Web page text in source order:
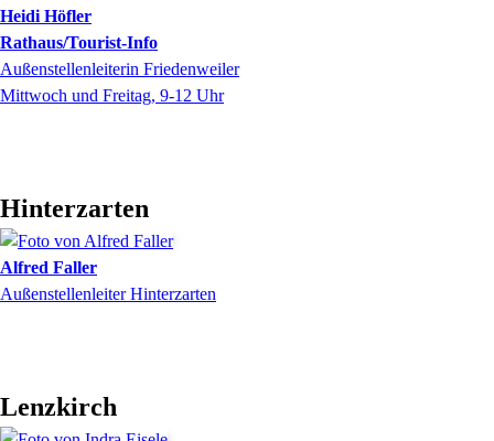
Heidi Höfler
Rathaus/Tourist-Info
Außenstellenleiterin Friedenweiler
Mittwoch und Freitag, 9-12 Uhr
Hinterzarten
Alfred Faller
Außenstellenleiter Hinterzarten
Lenzkirch